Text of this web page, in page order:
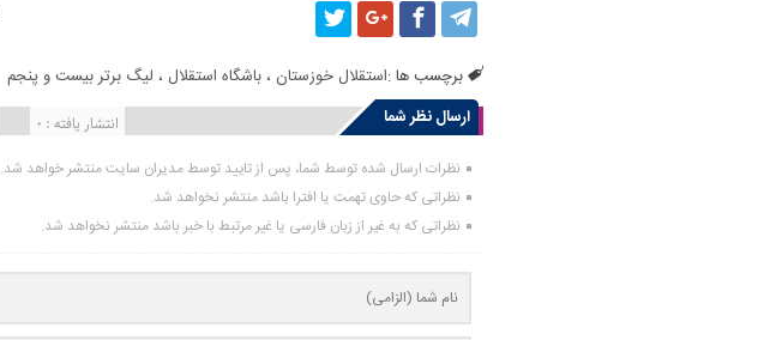
برچسب ها :استقلال خوزستان ،باشگاه استقلال ، لیگ برتر بیست و پنجم
ارسال نظر شما
انتشار یافته : 0
نظرات ارسال شده توسط شما، پس از تایید توسط مدیران سایت منتشر خواهد شد.
نظراتی که حاوی تهمت یا افترا باشد منتشر نخواهد شد.
نظراتی که به غیر از زبان فارسی یا غیر مرتبط با خبر باشد منتشر نخواهد شد.